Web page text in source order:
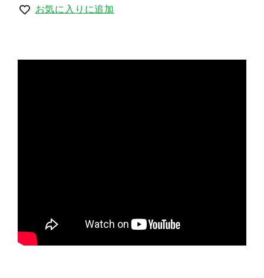
お気に入りに追加